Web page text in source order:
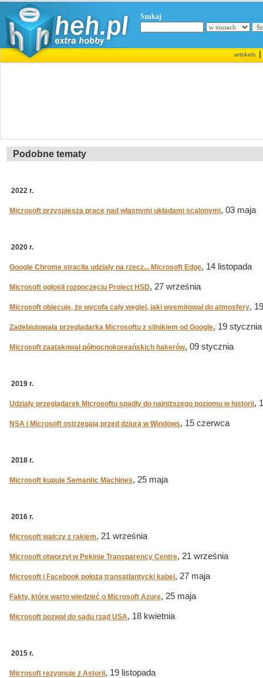
Szukaj
artykuły|
Podobne tematy
2022 r.
Microsoft przyspiesza prace nad własnymi układami scalonymi, 03 maja
2020 r.
Google Chrome straciła udziały na rzecz... Microsoft Edge, 14 listopada
Microsoft ogłosił rozpoczęciu Project HSD, 27 września
Microsoft obiecuje, że wycofa cały węgiel, jaki wyemitował do atmosfery,
Zadebiutowała przeglądarka Microsoftu z silnikiem od Google, 19 stycznia
Microsoft zaatakował północnokoreańskich hakerów, 09 stycznia
2019 r.
Udziały przeglądarek Microsoftu spadły do najniższego poziomu w historii,
NSA i Microsoft ostrzegają przed dziurą w Windows, 15 czerwca
2018 r.
Microsoft kupuje Semantic Machines, 25 maja
2016 r.
Microsoft walczy z rakiem, 21 września
Microsoft otworzył w Pekinie Transparency Centre, 21 września
Microsoft i Facebook położą transatlantycki kabel , 27 maja
Fakty, które warto wiedzieć o Microsoft Azure, 25 maja
Microsoft pozwał do sądu rząd USA, 18 kwietnia
2015 r.
Microsoft rezygnuje z Astorii, 19 listopada